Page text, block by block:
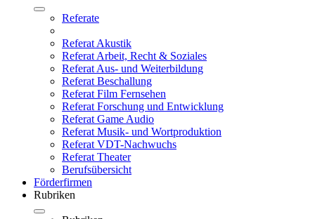
Referate
Referat Akustik
Referat Arbeit, Recht & Soziales
Referat Aus- und Weiterbildung
Referat Beschallung
Referat Film Fernsehen
Referat Forschung und Entwicklung
Referat Game Audio
Referat Musik- und Wortproduktion
Referat VDT-Nachwuchs
Referat Theater
Berufsübersicht
Förderfirmen
Rubriken